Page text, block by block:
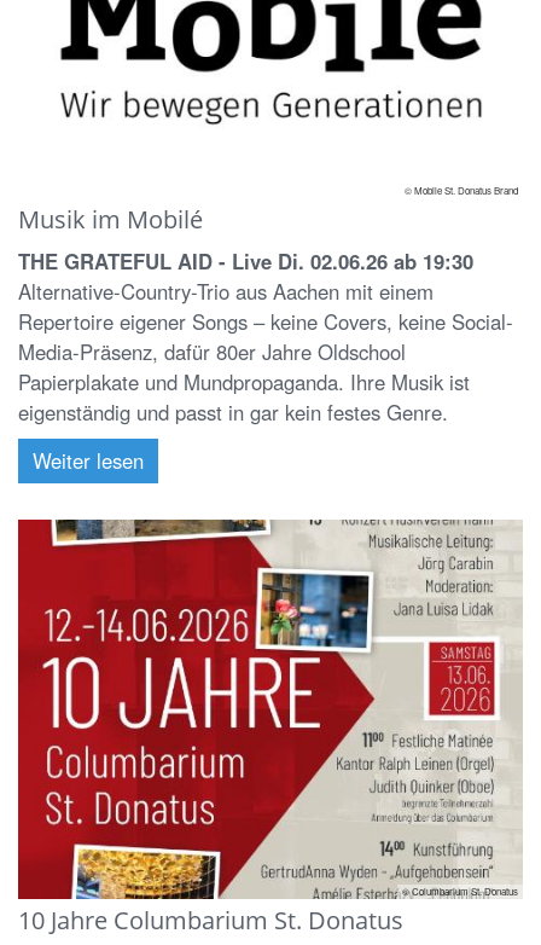
© Mobile St. Donatus Brand
Musik im Mobilé
THE GRATEFUL AID - Live Di. 02.06.26 ab 19:30
Alternative-Country-Trio aus Aachen mit einem
Repertoire eigener Songs – keine Covers, keine Social-
Media-Präsenz, dafür 80er Jahre Oldschool
Papierplakate und Mundpropaganda. Ihre Musik ist
eigenständig und passt in gar kein festes Genre.
Weiter lesen
© Columbarium St. Donatus
10 Jahre Columbarium St. Donatus